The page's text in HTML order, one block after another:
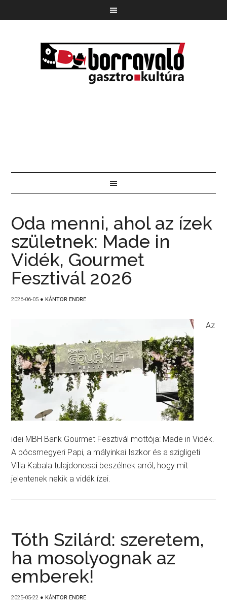
Oda menni, ahol az ízek
születnek: Made in
Vidék, Gourmet
Fesztivál 2026
2026-06-05 ● KÁNTOR ENDRE
Az
idei MBH Bank Gourmet Fesztivál mottója: Made in Vidék.
A pócsmegyeri Papi, a mályinkai Iszkor és a szigligeti
Villa Kabala tulajdonosai beszélnek arról, hogy mit
jelentenek nekik a vidék ízei.
Tóth Szilárd: szeretem,
ha mosolyognak az
emberek!
2025-05-22 ● KÁNTOR ENDRE